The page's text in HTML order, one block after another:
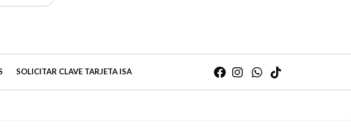
SOLICITAR CLAVE TARJETA ISA